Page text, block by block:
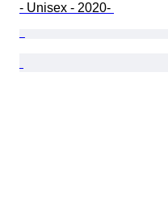
- Unisex - 2020-